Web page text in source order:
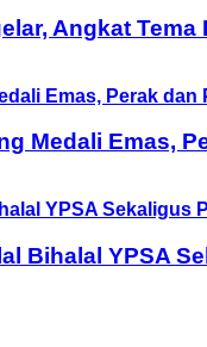
Angkat
Medali Emas,
Bihalal YPSA